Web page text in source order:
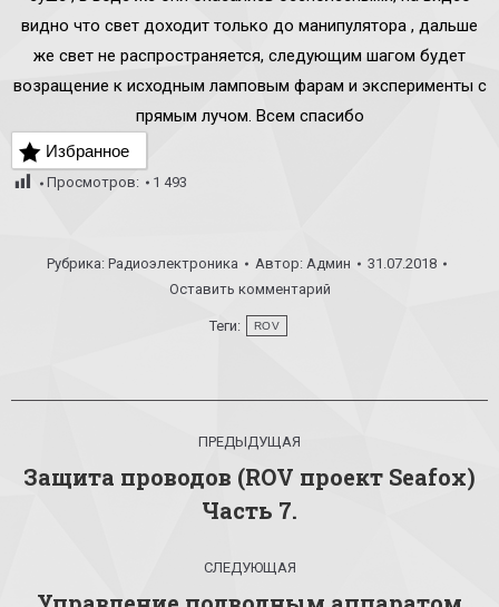
видно что свет доходит только до манипулятора , дальше
же свет не распространяется, следующим шагом будет
возращение к исходным ламповым фарам и эксперименты с
прямым лучом. Всем спасибо
Избранное
Просмотров: 1 493
Рубрика: Радиоэлектроника Автор: Админ
31.07.2018
Оставить комментарий
Теги: ROV
Навигация
по
ПРЕДЫДУЩАЯ
Предыдущая
запись:
Защита проводов (ROV проект Seafox)
Часть 7.
СЛЕДУЮЩАЯ